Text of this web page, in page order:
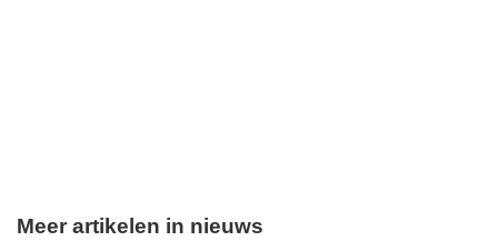
Meer artikelen in nieuws